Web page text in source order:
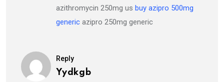
azithromycin 250mg us buy azipro 500mg
generic azipro 250mg generic
Reply
Yydkgb